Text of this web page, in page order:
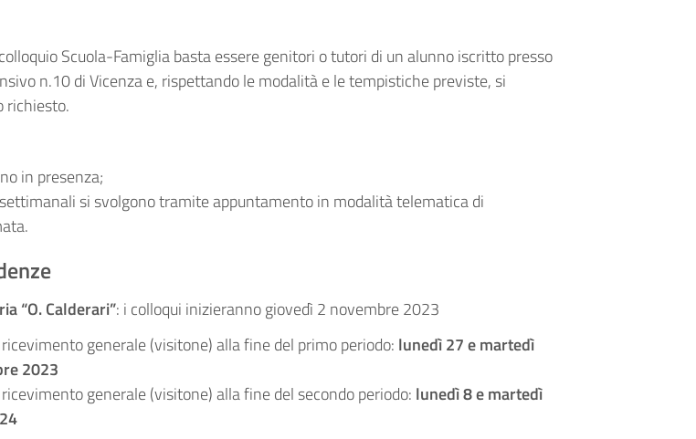
Scuola-Famiglia basta essere genitori o tutori di un alunno iscritto presso
n.10 di Vicenza e, rispettando le modalità e le tempistiche previste, si
richiesto.
in presenza;
si svolgono tramite appuntamento in modalità telematica di
“O. Calderari”: i colloqui inizieranno giovedì 2 novembre 2023
generale (visitone) alla fine del primo periodo: lunedì 27 e martedì
2023
generale (visitone) alla fine del secondo periodo: lunedì 8 e martedì